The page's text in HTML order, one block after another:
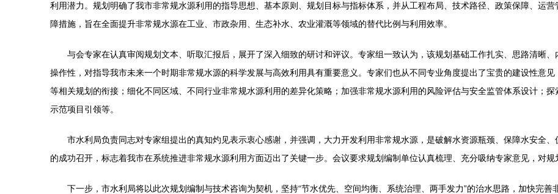
利用潜力。规划明确了我市非常规水源利用的指导思想、基本原则、规划目标与指标体系，并从工程布局、技术路径、政策保障、运
障措施，旨在全面提升非常规水源在工业、市政杂用、生态补水、农业灌溉等领域的替代比例与利用效率。
与会专家在认真审阅规划文本、听取汇报后，展开了深入细致的研讨和评议。专家组一致认为，该规划基础工作扎实、思路清晰
操作性，对指导我市未来一个时期非常规水源的科学发展与高效利用具有重要意义。专家们也从不同专业角度提出了宝贵的建设性意
等相关规划的衔接；细化不同区域、不同行业非常规水源利用的差异化策略；加强非常规水源利用的风险评估与安全监管体系设计；
示范项目引领等。
市水利局负责同志对专家组提出的真知灼见表示衷心感谢，并强调，大力开发利用非常规水源，是破解水资源瓶颈、保障水安全
的成功召开，标志着我市在系统推进非常规水源利用方面迈出了关键一步。会议要求规划编制单位认真梳理、充分吸纳专家意见，对
下一步，市水利局将以此次规划编制与技术咨询为契机，坚持“节水优先、空间均衡、系统治理、两手发力”的治水思路，加快完